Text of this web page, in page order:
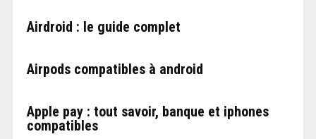
Airdroid : le guide complet
Airpods compatibles à android
Apple pay : tout savoir, banque et iphones
compatibles